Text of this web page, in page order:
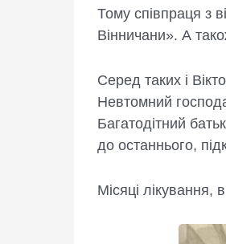
Тому співпраця з
Вінничани». А
Серед таких і
Невтомний
Багатодітний
до останнього,
Місяці лікування,